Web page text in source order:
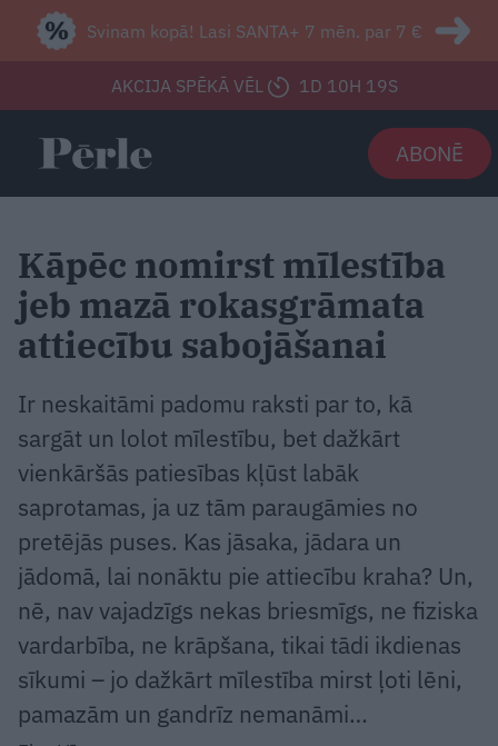
Svinam kopā! Lasi SANTA+ 7 mēn. par 7 €
AKCIJA SPĒKĀ VĒL 1D 10H 17S
ABONĒ
Kāpēc nomirst mīlestība
jeb mazā rokasgrāmata
attiecību sabojāšanai
Ir neskaitāmi padomu raksti par to, kā
sargāt un lolot mīlestību, bet dažkārt
vienkāršās patiesības kļūst labāk
saprotamas, ja uz tām paraugāmies no
pretējās puses. Kas jāsaka, jādara un
jādomā, lai nonāktu pie attiecību kraha? Un,
nē, nav vajadzīgs nekas briesmīgs, ne fiziska
vardarbība, ne krāpšana, tikai tādi ikdienas
sīkumi – jo dažkārt mīlestība mirst ļoti lēni,
pamazām un gandrīz nemanāmi…